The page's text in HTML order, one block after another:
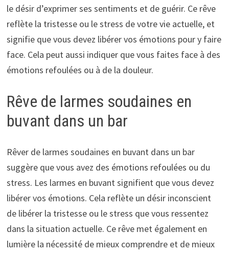
le désir d’exprimer ses sentiments et de guérir. Ce rêve
reflète la tristesse ou le stress de votre vie actuelle, et
signifie que vous devez libérer vos émotions pour y faire
face. Cela peut aussi indiquer que vous faites face à des
émotions refoulées ou à de la douleur.
Rêve de larmes soudaines en
buvant dans un bar
Rêver de larmes soudaines en buvant dans un bar
suggère que vous avez des émotions refoulées ou du
stress. Les larmes en buvant signifient que vous devez
libérer vos émotions. Cela reflète un désir inconscient
de libérer la tristesse ou le stress que vous ressentez
dans la situation actuelle. Ce rêve met également en
lumière la nécessité de mieux comprendre et de mieux